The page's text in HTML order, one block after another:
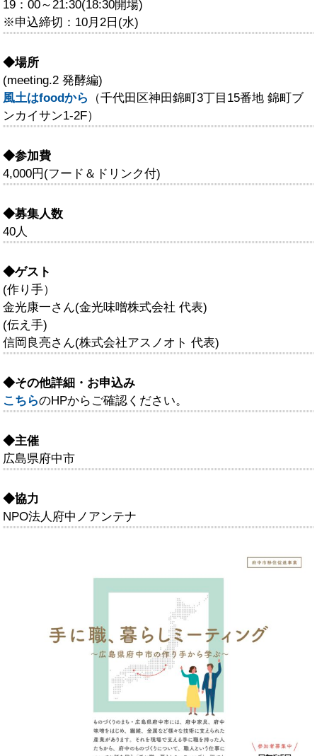
19：00～21:30(18:30開場)
※申込締切：10月2日(水)
◆場所
(meeting.2 発酵編)
風土はfoodから
（千代田区神田錦町3丁目15番地 錦町ブ
ンカイサン1-2F）
◆参加費
4,000円(フード＆ドリンク付)
◆募集人数
40人
◆ゲスト
(作り手）
金光康一さん(金光味噌株式会社 代表)
(伝え手)
信岡良亮さん(株式会社アスノオト 代表)
◆その他詳細・お申込み
こちらのHPからご確認ください。
◆主催
広島県府中市
◆協力
NPO法人府中ノアンテナ